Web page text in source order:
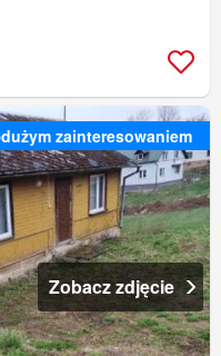
dużym zainteresowaniem
Zobacz zdjęcie